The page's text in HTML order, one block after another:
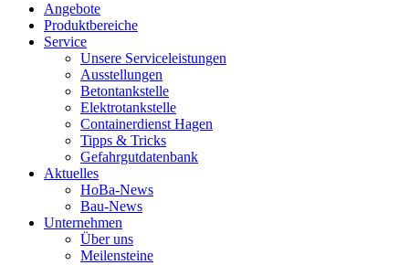
Angebote
Produktbereiche
Service
Unsere Serviceleistungen
Ausstellungen
Betontankstelle
Elektrotankstelle
Containerdienst Hagen
Tipps & Tricks
Gefahrgutdatenbank
Aktuelles
HoBa-News
Bau-News
Unternehmen
Über uns
Meilensteine